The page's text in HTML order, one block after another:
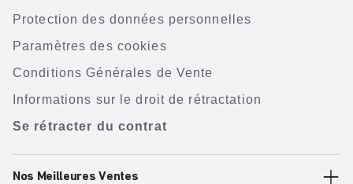
Protection des données personnelles
Paramètres des cookies
Conditions Générales de Vente
Informations sur le droit de rétractation
Se rétracter du contrat
Nos Meilleures Ventes